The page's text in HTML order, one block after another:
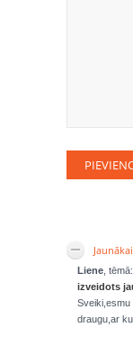
Liene , tēmā:
izveidots
Sveiki,esmu
draugu,ar